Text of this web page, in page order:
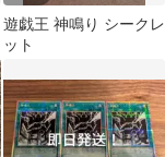
遊戯王 神鳴り シークレ
ット